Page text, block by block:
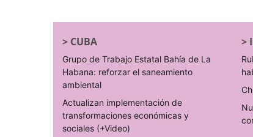
> CUBA
Grupo de Trabajo Estatal Bahía de La
Habana: reforzar el saneamiento
ambiental
Actualizan implementación de
transformaciones económicas y
sociales (+Video)
>